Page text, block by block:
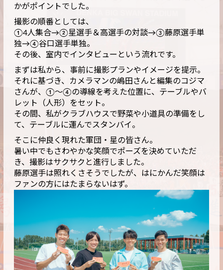
かがポイントでした。
撮影の順番としては、
①4人集合→②星選手＆高選手の対談→③藤原選手単
独→④谷口選手単独。
その後、室内でインタビューという流れです。
まずは私から、事前に撮影プランやイメージを提示。
それに基づき、カメラマンの嶋田さんと編集のコジマ
さんが、①〜④の導線を考えた位置に、テーブルやバ
レット（人形）をセット。
その間、私がクラブハウスで野菜や小道具の準備をし
て、テーブルに運んでスタンバイ。
そこに仲良く現れた軍団・星の皆さん。
暑い中でもさわやかな笑顔でポーズを決めていただ
き、撮影はサクサクと進行しました。
藤原選手は照れくさそうでしたが、はにかんだ笑顔は
ファンの方にはたまらないはず。